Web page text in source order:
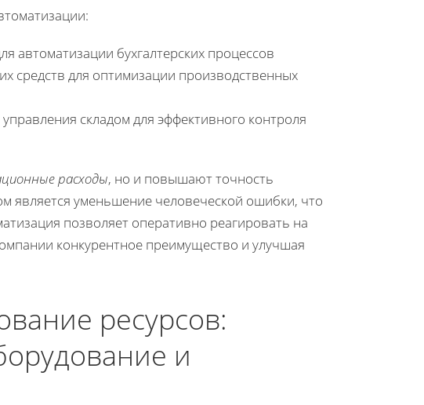
автоматизации бухгалтерских процессов
средств для оптимизации производственных
складом для эффективного контроля
расходы, но и повышают точность
является уменьшение человеческой ошибки, что
позволяет оперативно реагировать на
конкурентное преимущество и улучшая
ресурсов:
и